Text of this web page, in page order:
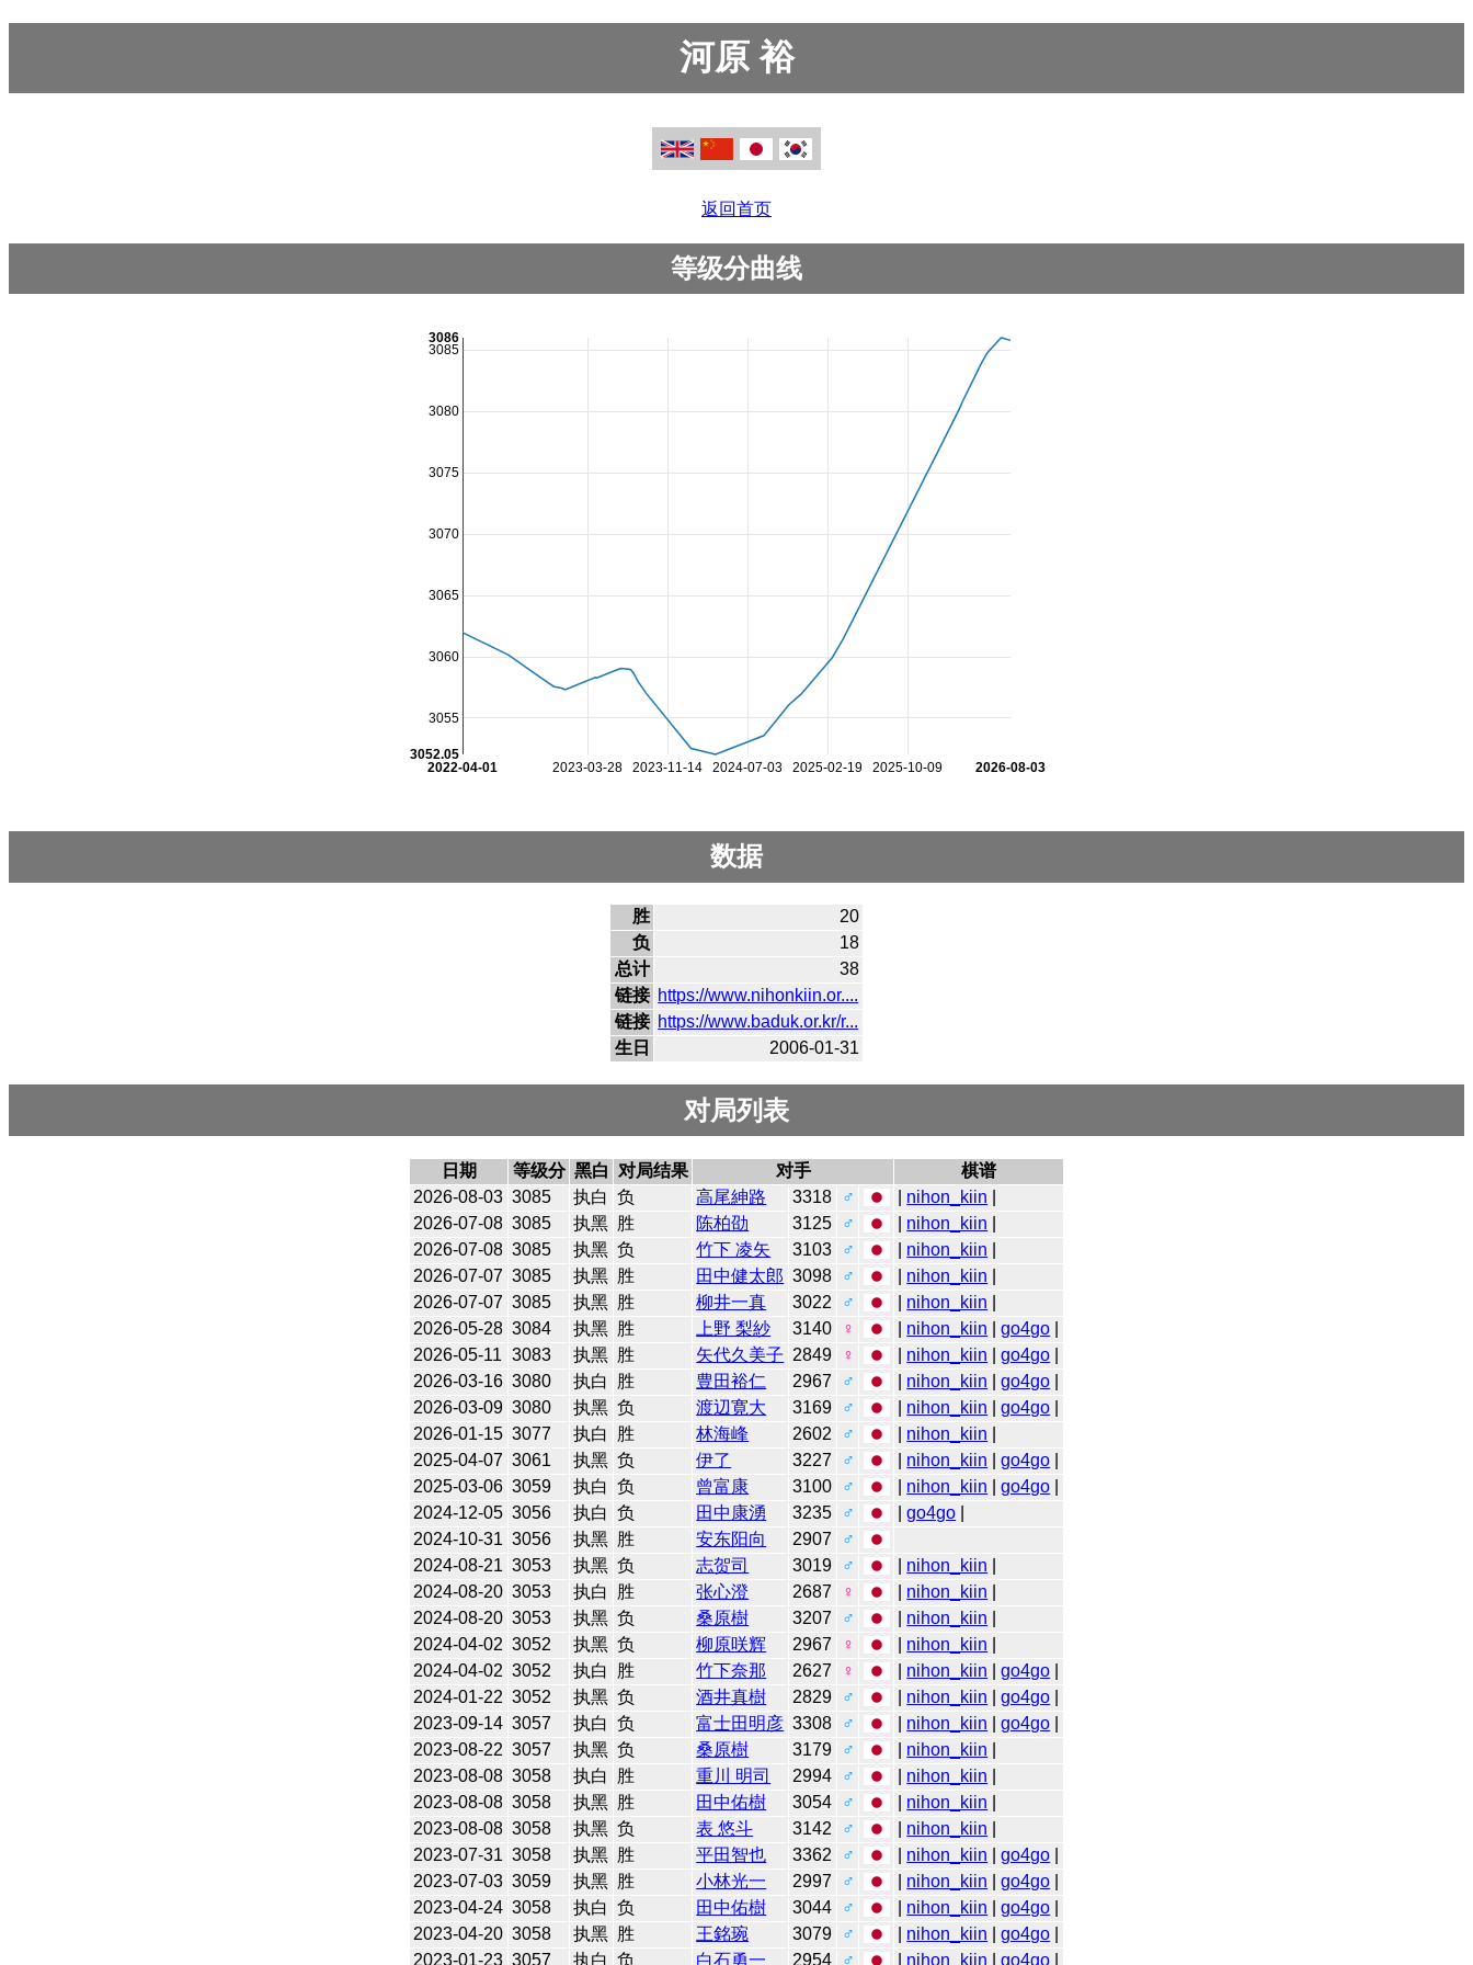
河原 裕
返回首页
等级分曲线
2023-03-28 2023-11-14 2024-07-03 2025-02-19 2025-10-09
2022-04-01 2026-08-03
3055
3060
3065
3070
3075
3080
3085
3052.05
3086
数据
胜
20
负
18
总计
38
链接 https://www.nihonkiin.or....
链接 https://www.baduk.or.kr/r...
生日
2006-01-31
对局列表
日期 等级分 黑白 对局结果 对手
棋谱
2026-08-03 3085 执白 负 高尾紳路 3318 ♂ nihon_kiin
2026-07-08 3085 执黑 胜 陈柏劭 3125 ♂ nihon_kiin
2026-07-08 3085 执黑 负 竹下 凌矢 3103 ♂ nihon_kiin
2026-07-07 3085 执黑 胜 田中健太郎 3098 ♂ nihon_kiin
2026-07-07 3085 执黑 胜 柳井一真 3022 ♂ nihon_kiin
2026-05-28 3084 执黑 胜 上野 梨紗 3140 ♀ nihon_kiin |go4go
2026-05-11 3083 执黑 胜 矢代久美子 2849 ♀ nihon_kiin |go4go
2026-03-16 3080 执白 胜 豊田裕仁 2967 ♂ nihon_kiin |go4go
2026-03-09 3080 执黑 负 渡辺寛大 3169 ♂ nihon_kiin |go4go
2026-01-15 3077 执白 胜 林海峰 2602 ♂ nihon_kiin
2025-04-07 3061 执黑 负 伊了 3227 ♂ nihon_kiin |go4go
2025-03-06 3059 执白 负 曾富康 3100 ♂ nihon_kiin |go4go
2024-12-05 3056 执白 负 田中康湧 3235 ♂ |go4go
2024-10-31 3056 执黑 胜 安东阳向 2907
♂
2024-08-21 3053 执黑 负 志贺司 3019 ♂ nihon_kiin
2024-08-20 3053 执白 胜 张心澄 2687 ♀ nihon_kiin
2024-08-20 3053 执黑 负 桑原樹 3207 ♂ nihon_kiin
2024-04-02 3052 执黑 负 柳原咲辉 2967 ♀ nihon_kiin
2024-04-02 3052 执白 胜 竹下奈那 2627 ♀ nihon_kiin |go4go
2024-01-22 3052 执黑 负 酒井真樹 2829 ♂ nihon_kiin |go4go
2023-09-14 3057 执白 负 富士田明彦 3308 ♂ nihon_kiin |go4go
2023-08-22 3057 执黑 负 桑原樹 3179 ♂ nihon_kiin
2023-08-08 3058 执白 胜 重川 明司 2994 ♂ nihon_kiin
2023-08-08 3058 执黑 胜 田中佑樹 3054 ♂ nihon_kiin
2023-08-08 3058 执黑 负 表 悠斗 3142 ♂ nihon_kiin
2023-07-31 3058 执黑 胜 平田智也 3362 ♂ nihon_kiin |go4go
2023-07-03 3059 执黑 胜 小林光一 2997 ♂ nihon_kiin |go4go
2023-04-24 3058 执白 负 田中佑樹 3044 ♂ nihon_kiin |go4go
2023-04-20 3058 执黑 胜 王銘琬 3079 ♂ nihon_kiin |go4go
2023-01-23 3057 执白 负 白石勇一 2954 ♂ nihon_kiin |go4go